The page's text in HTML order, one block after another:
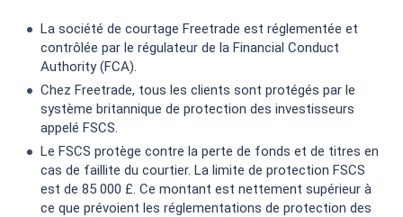
La société de courtage Freetrade est réglementée et
contrôlée par le régulateur de la Financial Conduct
Authority (FCA).
Chez Freetrade, tous les clients sont protégés par le
système britannique de protection des investisseurs
appelé FSCS.
Le FSCS protège contre la perte de fonds et de titres en
cas de faillite du courtier. La limite de protection FSCS
est de 85 000 £. Ce montant est nettement supérieur à
ce que prévoient les réglementations de protection des